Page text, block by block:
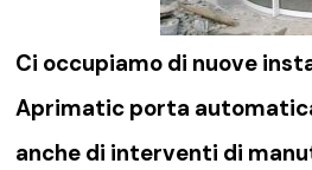
Ci occupiamo di nuove
Aprimatic porta
anche di interventi di